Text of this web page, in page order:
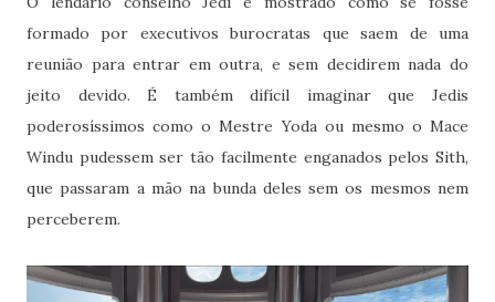
formado por executivos burocratas que saem de uma
reunião para entrar em outra, e sem decidirem nada do
jeito devido. É também difícil imaginar que Jedis
poderosíssimos como o Mestre Yoda ou mesmo o Mace
Windu pudessem ser tão facilmente enganados pelos Sith,
que passaram a mão na bunda deles sem os mesmos nem
perceberem.